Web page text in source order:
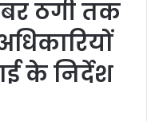
ठगी तक
के निर्देश